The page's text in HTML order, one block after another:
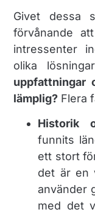
Givet dessa
förvånande
intressenter
olika
uppfattningar
lämplig? Flera
Historik
funnits
ett stort
det är en
använder
med det